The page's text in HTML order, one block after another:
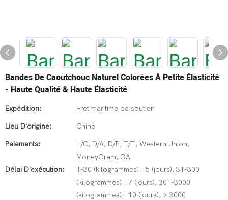
Bandes De Caoutchouc Naturel Colorées À Petite Élasticité
- Haute Qualité & Haute Élasticité
Expédition: Fret maritime de soutien
Lieu D'origine: Chine
Paiements:
L/C, D/A, D/P, T/T, Western Union,
MoneyGram, OA
Délai D'exécution:
1-30 (kilogrammes) : 5 (jours), 31-300
(kilogrammes) : 7 (jours), 301-3000
(kilogrammes) : 10 (jours), > 3000